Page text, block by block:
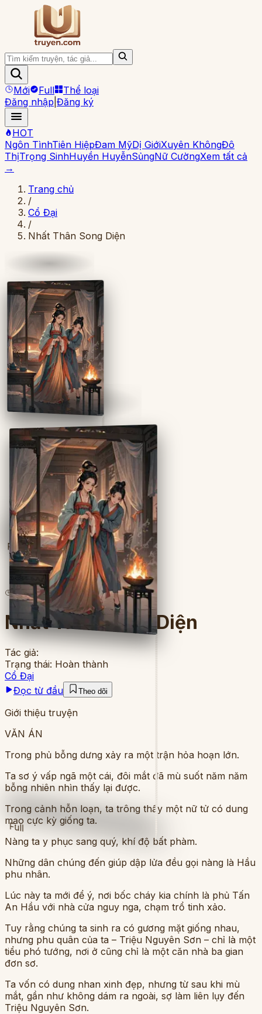
Mới Full
Thể loại
Đăng nhập Đăng ký
HOT
Ngôn TìnhTiên HiệpĐam MỹDị GiớiXuyên KhôngĐô
ThịTrọng SinhHuyền HuyễnSủngNữ CườngXem tất cả
→
Trang chủ
/
Cổ Đại
/
Nhất Thân Song Diện
Full
Full
3lượt đọc· 11 chương
Nhất Thân Song Diện
Tác giả:
Trạng thái: Hoàn thành
Cổ Đại
Đọc từ đầu
Theo dõi
Giới thiệu truyện
VĂN ÁN
Trong phủ bỗng dưng xảy ra một trận hỏa hoạn lớn.
Ta sơ ý vấp ngã một cái, đôi mắt đã mù suốt năm năm
bỗng nhiên nhìn thấy lại được.
Trong cảnh hỗn loạn, ta trông thấy một nữ tử có dung
mạo cực kỳ giống ta.
Nàng ta y phục sang quý, khí độ bất phàm.
Những dân chúng đến giúp dập lửa đều gọi nàng là Hầu
phu nhân.
Lúc này ta mới để ý, nơi bốc cháy kia chính là phủ Tấn
An Hầu với nhà cửa nguy nga, chạm trổ tinh xảo.
Tuy rằng chúng ta sinh ra có gương mặt giống nhau,
nhưng phu quân của ta – Triệu Nguyên Sơn – chỉ là một
tiểu phó tướng, nơi ở cũng chỉ là một căn nhà ba gian
đơn sơ.
Ta vốn có dung nhan xinh đẹp, nhưng từ sau khi mù
mắt, gần như không dám ra ngoài, sợ làm liên lụy đến
Triệu Nguyên Sơn.